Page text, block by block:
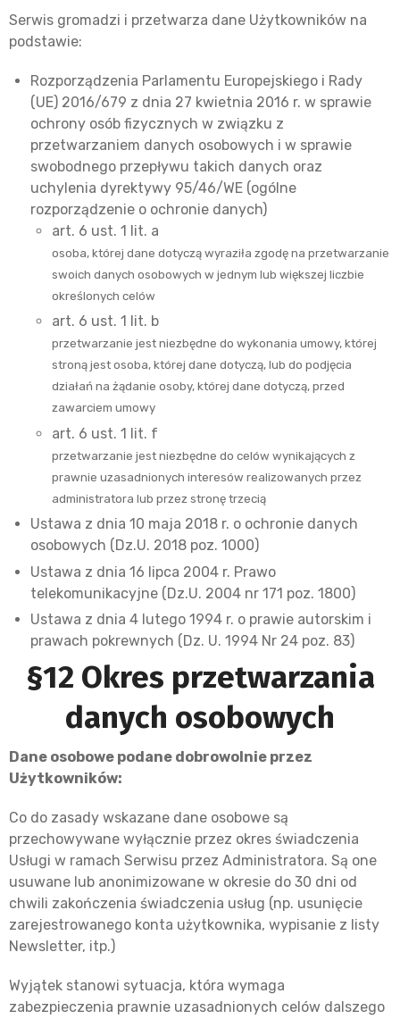
Serwis gromadzi i przetwarza dane Użytkowników na
podstawie:
Rozporządzenia Parlamentu Europejskiego i Rady
(UE) 2016/679 z dnia 27 kwietnia 2016 r. w sprawie
ochrony osób fizycznych w związku z
przetwarzaniem danych osobowych i w sprawie
swobodnego przepływu takich danych oraz
uchylenia dyrektywy 95/46/WE (ogólne
rozporządzenie o ochronie danych)
art. 6 ust. 1 lit. a
osoba, której dane dotyczą wyraziła zgodę na przetwarzanie
swoich danych osobowych w jednym lub większej liczbie
określonych celów
art. 6 ust. 1 lit. b
przetwarzanie jest niezbędne do wykonania umowy, której
stroną jest osoba, której dane dotyczą, lub do podjęcia
działań na żądanie osoby, której dane dotyczą, przed
zawarciem umowy
art. 6 ust. 1 lit. f
przetwarzanie jest niezbędne do celów wynikających z
prawnie uzasadnionych interesów realizowanych przez
administratora lub przez stronę trzecią
Ustawa z dnia 10 maja 2018 r. o ochronie danych
osobowych (Dz.U. 2018 poz. 1000)
Ustawa z dnia 16 lipca 2004 r. Prawo
telekomunikacyjne (Dz.U. 2004 nr 171 poz. 1800)
Ustawa z dnia 4 lutego 1994 r. o prawie autorskim i
prawach pokrewnych (Dz. U. 1994 Nr 24 poz. 83)
§12 Okres przetwarzania
danych osobowych
Dane osobowe podane dobrowolnie przez
Użytkowników:
Co do zasady wskazane dane osobowe są
przechowywane wyłącznie przez okres świadczenia
Usługi w ramach Serwisu przez Administratora. Są one
usuwane lub anonimizowane w okresie do 30 dni od
chwili zakończenia świadczenia usług (np. usunięcie
zarejestrowanego konta użytkownika, wypisanie z listy
Newsletter, itp.)
Wyjątek stanowi sytuacja, która wymaga
zabezpieczenia prawnie uzasadnionych celów dalszego